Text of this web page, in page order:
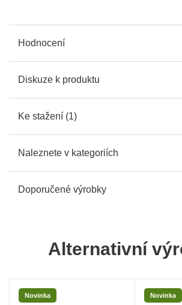
Hodnocení
Diskuze k produktu
Ke stažení (1)
Naleznete v kategoriích
Doporučené výrobky
Alternativní
Novinka Novinka